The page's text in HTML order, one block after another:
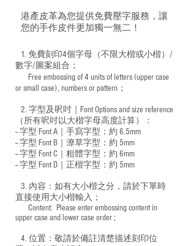
港產皮革為您提供免費壓字服務，讓
您的手作皮件更加獨一無二！
1. 免費刻印4個字母（不限大楷或小楷）/
數字/圖案組合；
Free embossing of 4 units of letters (upper case
or small case), numbers or pattern；
2. 字型及呎吋｜ Font Options and size reference
（所有呎吋以大楷字母高度計算）：
-- 字型 Font A｜手寫字型：約 6.5mm
-- 字型 Font B｜潦草字型： 約 5mm
-- 字型 Font C｜粗體字型：約 6mm
-- 字型 Font D｜正楷字型： 約 5mm
3. 內容：如有大小楷之分，請於下單時
直接使用大小楷輸入；
​ Content: Please enter embossing content in
upper case and lower case order ;
4. 位置：敬請於備註清楚描述刻印位